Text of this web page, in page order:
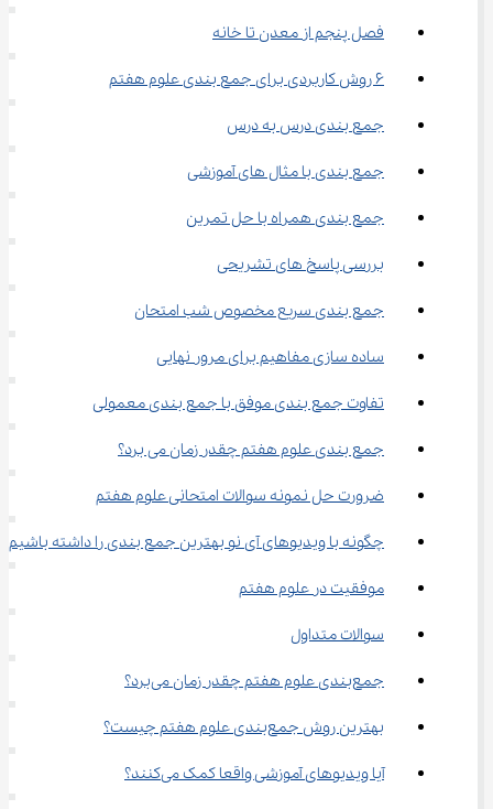
فصل پنجم از معدن تا خانه
۶ روش کاربردی برای جمع‌ بندی علوم هفتم
جمع‌ بندی درس ‌به‌ درس
جمع‌ بندی با مثال ‌های آموزشی
جمع ‌بندی همراه با حل تمرین
بررسی پاسخ‌ های تشریحی
جمع ‌بندی سریع مخصوص شب امتحان
ساده ‌سازی مفاهیم برای مرور نهایی
تفاوت جمع ‌بندی موفق با جمع ‌بندی معمولی
جمع ‌بندی علوم هفتم چقدر زمان می ‌برد؟
ضرورت حل نمونه ‌سوالات امتحانی علوم هفتم
چگونه با ویدیوهای آی نو بهترین جمع ‌بندی را داشته باشیم؟
موفقیت در علوم هفتم
سوالات متداول
جمع‌بندی علوم هفتم چقدر زمان می‌برد؟
بهترین روش جمع‌بندی علوم هفتم چیست؟
آیا ویدیوهای آموزشی واقعا کمک می‌کنند؟